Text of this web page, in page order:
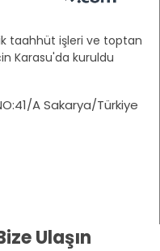
taahhüt işleri ve toptan
Karasu'da kuruldu
A Sakarya/Türkiye
Ulaşın